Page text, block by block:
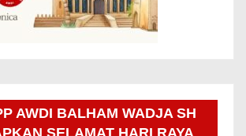
AWDI BALHAM WADJA SH